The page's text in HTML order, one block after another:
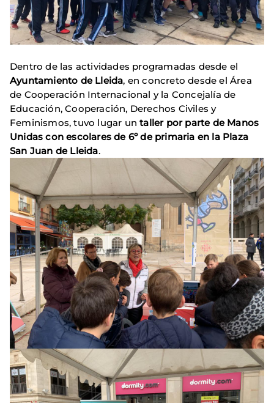
Dentro de las actividades programadas desde el
Ayuntamiento de Lleida, en concreto desde el Área
de Cooperación Internacional y la Concejalía de
Educación, Cooperación, Derechos Civiles y
Feminismos, tuvo lugar untaller por parte de Manos
Unidas con escolares de 6º de primaria en la Plaza
San Juan de Lleida.